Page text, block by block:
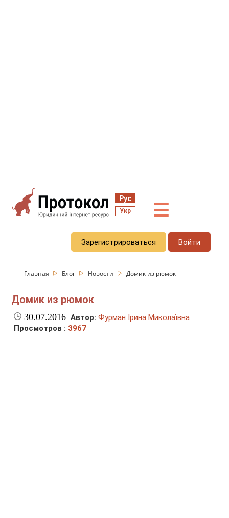
Рус
Укр ☰
Зарегистрироваться Войти
Главная Блог Новости Домик из рюмок
Домик из рюмок
30.07.2016 Автор: Фурман Ірина Миколаївна
Просмотров : 3967